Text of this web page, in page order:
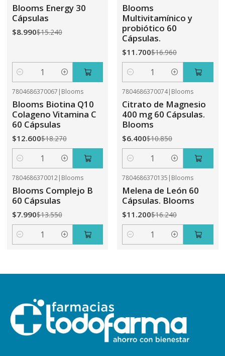
Blooms Energy 30
Cápsulas
$8.990$15.240
Cantidad
Blooms
Multivitamínico y
probiótico 60
Cápsulas.
$11.700$16.960
Cantidad
7804686370067 | Blooms
Blooms Biotina Q10
Colageno Vitamina C
60 Cápsulas
$12.600$18.270
Cantidad
7804686370074| Blooms
Citrato de Magnesio
400 mg 60 Cápsulas.
Blooms
$6.400$10.850
Cantidad
7804686370012| Blooms
Blooms Complejo B
60 Cápsulas
$7.990$13.550
Cantidad
7804686370135 | Blooms
Melena de León 60
Cápsulas. Blooms
$11.200$16.240
Cantidad